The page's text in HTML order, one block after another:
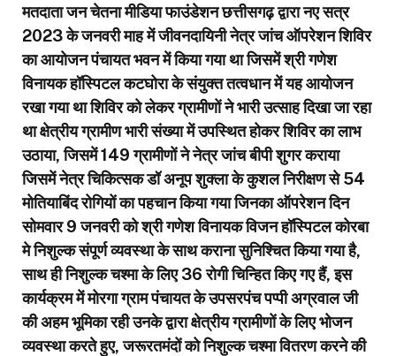
मतदाता जन चेतना मीडिया फाउंडेशन छत्तीसगढ़ द्वारा नए सत्र
2023 के जनवरी माह में जीवनदायिनी नेत्र जांच ऑपरेशन शिविर
का आयोजन पंचायत भवन में किया गया था जिसमें श्री गणेश
विनायक हॉस्पिटल कटघोरा के संयुक्त तत्वधान में यह आयोजन
रखा गया था शिविर को लेकर ग्रामीणों ने भारी उत्साह दिखा जा रहा
था क्षेत्रीय ग्रामीण भारी संख्या में उपस्थित होकर शिविर का लाभ
उठाया, जिसमें 149 ग्रामीणों ने नेत्र जांच बीपी शुगर कराया
जिसमें नेत्र चिकित्सक डॉ अनूप शुक्ला के कुशल निरीक्षण से 54
मोतियाबिंद रोगियों का पहचान किया गया जिनका ऑपरेशन दिन
सोमवार 9 जनवरी को श्री गणेश विनायक विजन हॉस्पिटल कोरबा
मे निशुल्क संपूर्ण व्यवस्था के साथ कराना सुनिश्चित किया गया है,
साथ ही निशुल्क चश्मा के लिए 36 रोगी चिन्हित किए गए हैं, इस
कार्यक्रम में मोरगा ग्राम पंचायत के उपसरपंच पप्पी अग्रवाल जी
की अहम भूमिका रही उनके द्वारा क्षेत्रीय ग्रामीणों के लिए भोजन
व्यवस्था करते हुए, जरूरतमंदों को निशुल्क चश्मा वितरण करने की